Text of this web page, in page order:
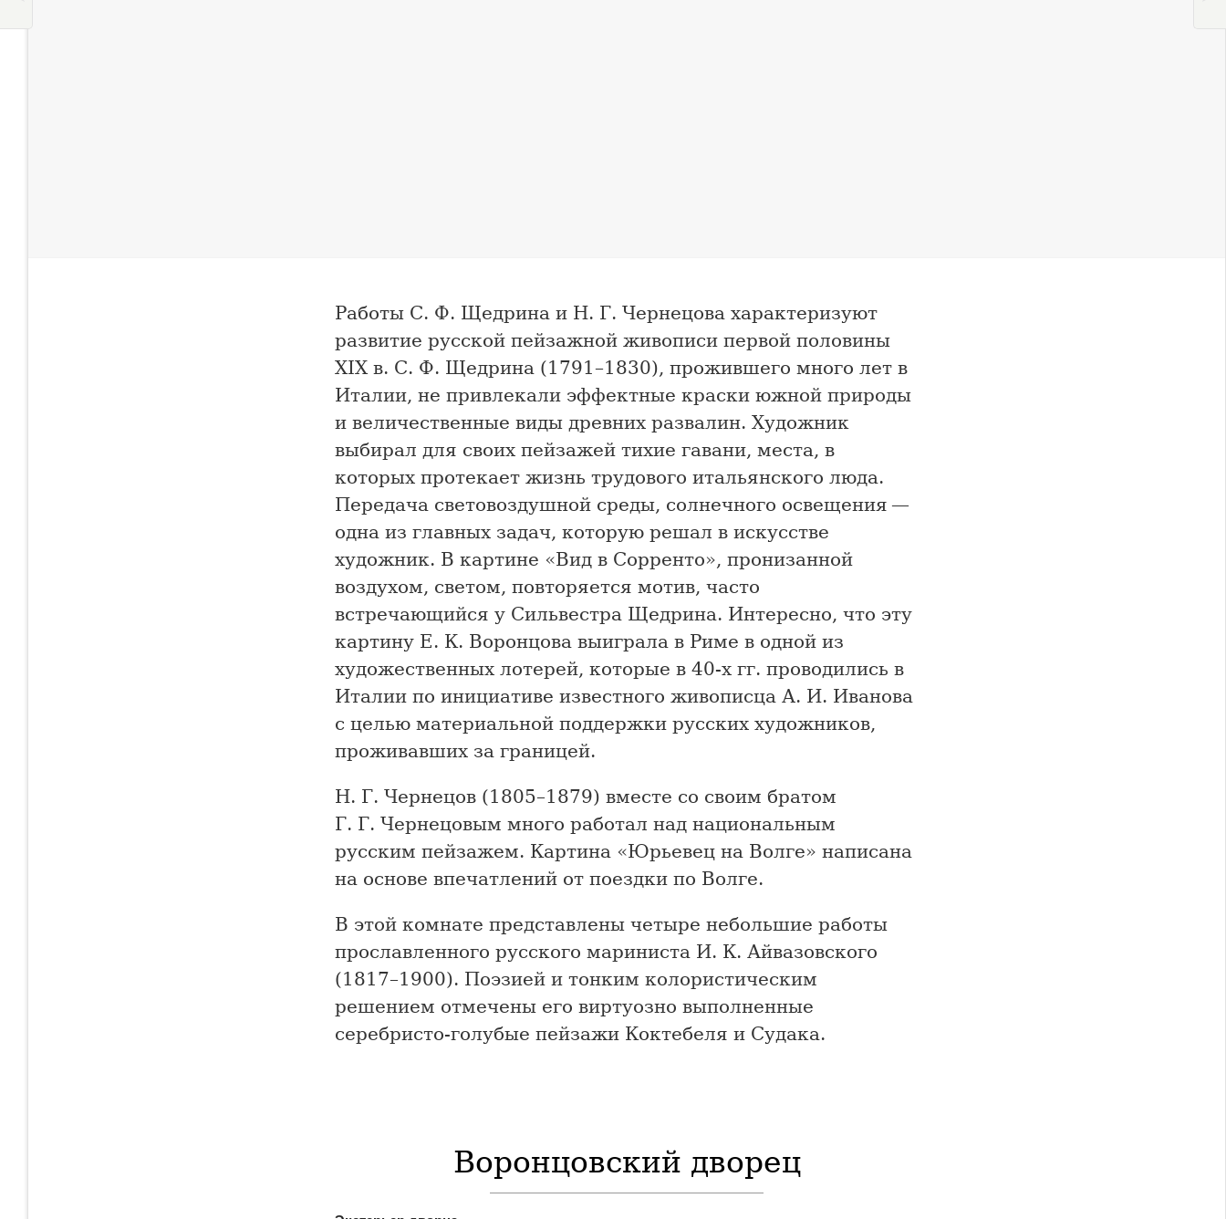
Работы С. Ф. Щедрина и Н. Г. Чернецова характеризуют
развитие русской пейзажной живописи первой половины
XIX в. С. Ф. Щедрина (1791–1830), прожившего много лет в
Италии, не привлекали эффектные краски южной природы
и величественные виды древних развалин. Художник
выбирал для своих пейзажей тихие гавани, места, в
которых протекает жизнь трудового итальянского люда.
Передача световоздушной среды, солнечного освещения —
одна из главных задач, которую решал в искусстве
художник. В картине «Вид в Сорренто», пронизанной
воздухом, светом, повторяется мотив, часто
встречающийся у Сильвестра Щедрина. Интересно, что эту
картину Е. К. Воронцова выиграла в Риме в одной из
художественных лотерей, которые в 40-х гг. проводились в
Италии по инициативе известного живописца А. И. Иванова
с целью материальной поддержки русских художников,
проживавших за границей.
Н. Г. Чернецов (1805–1879) вместе со своим братом
Г. Г. Чернецовым много работал над национальным
русским пейзажем. Картина «Юрьевец на Волге» написана
на основе впечатлений от поездки по Волге.
В этой комнате представлены четыре небольшие работы
прославленного русского мариниста И. К. Айвазовского
(1817–1900). Поэзией и тонким колористическим
решением отмечены его виртуозно выполненные
серебристо-голубые пейзажи Коктебеля и Судака.
Воронцовский дворец